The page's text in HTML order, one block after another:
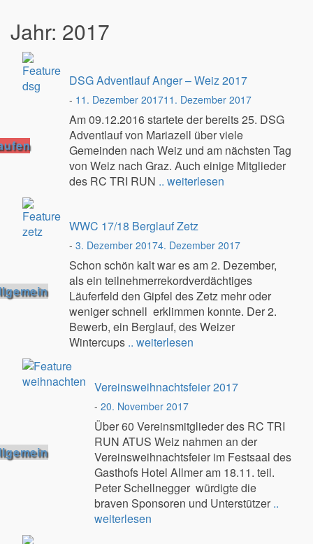
Jahr: 2017
DSG Adventlauf Anger – Weiz 2017
- 11. Dezember 201711. Dezember 2017
Am 09.12.2016 startete der bereits 25. DSG
Adventlauf von Mariazell über viele
Gemeinden nach Weiz und am nächsten Tag
von Weiz nach Graz. Auch einige Mitglieder
des RC TRI RUN .. weiterlesen
WWC 17/18 Berglauf Zetz
- 3. Dezember 20174. Dezember 2017
Schon schön kalt war es am 2. Dezember,
als ein teilnehmerrekordverdächtiges
Läuferfeld den Gipfel des Zetz mehr oder
weniger schnell erklimmen konnte. Der 2.
Bewerb, ein Berglauf, des Weizer
Wintercups .. weiterlesen
Vereinsweihnachtsfeier 2017
- 20. November 2017
Über 60 Vereinsmitglieder des RC TRI
RUN ATUS Weiz nahmen an der
Vereinsweihnachtsfeier im Festsaal des
Gasthofs Hotel Allmer am 18.11. teil.
Peter Schellnegger würdigte die
braven Sponsoren und Unterstützer ..
weiterlesen